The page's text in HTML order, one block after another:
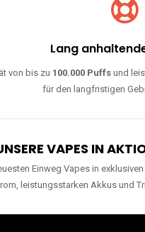
Lang
von bis zu 100.000 Puffs und
für den langfristigen
VAPES IN
Einweg Vapes in
leistungsstarken Akkus und